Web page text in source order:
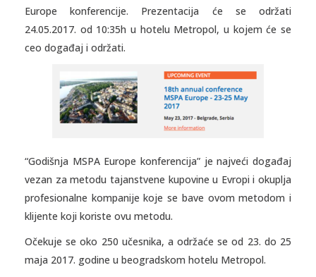
Europe konferencije. Prezentacija će se održati
24.05.2017. od 10:35h u hotelu Metropol, u kojem će se
ceo događaj i održati.
“Godišnja MSPA Europe konferencija” je najveći događaj
vezan za metodu tajanstvene kupovine u Evropi i okuplja
profesionalne kompanije koje se bave ovom metodom i
klijente koji koriste ovu metodu.
Očekuje se oko 250 učesnika, a održaće se od 23. do 25
maja 2017. godine u beogradskom hotelu Metropol.